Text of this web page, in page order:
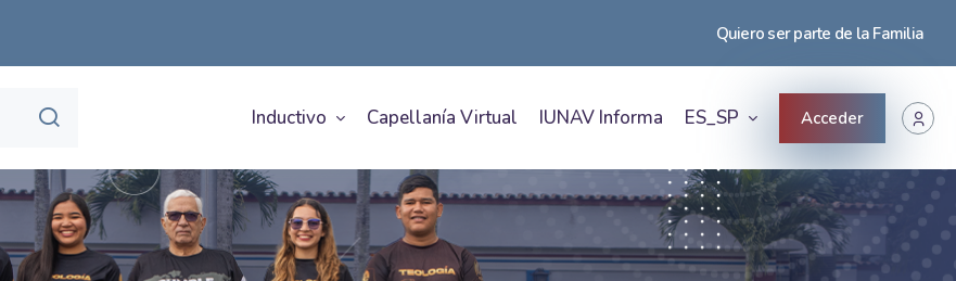
Quiero ser parte de la Familia
Inductivo Capellanía Virtual IUNAV Informa ES_SP Acceder